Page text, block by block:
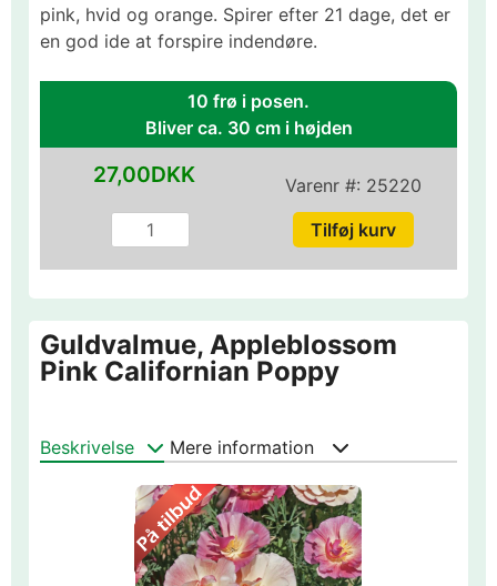
pink, hvid og orange. Spirer efter 21 dage, det er
en god ide at forspire indendøre.
10 frø i posen.
Bliver ca. 30 cm i højden
Varenr #: 25220
27,00DKK
Guldvalmue, Appleblossom
Pink Californian Poppy
Beskrivelse Mere information